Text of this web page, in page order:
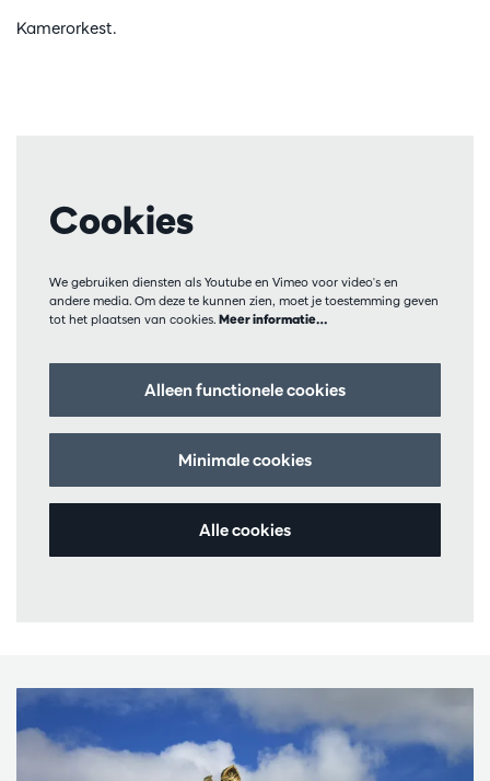
Kamerorkest.
Cookies
We gebruiken diensten als Youtube en Vimeo voor video's en
andere media. Om deze te kunnen zien, moet je toestemming geven
tot het plaatsen van cookies. Meer informatie…
Alleen functionele cookies
Minimale cookies
Alle cookies